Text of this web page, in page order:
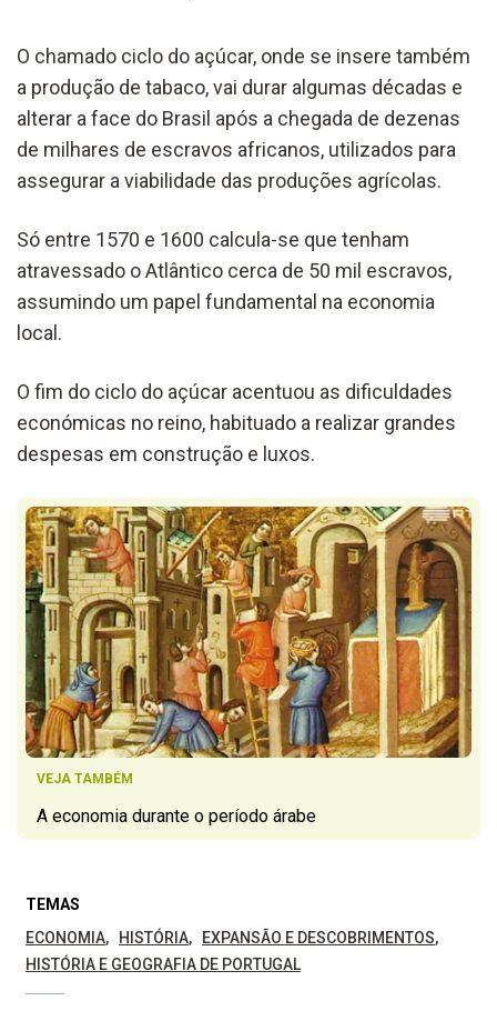
O chamado ciclo do açúcar, onde se insere também
a produção de tabaco, vai durar algumas décadas e
alterar a face do Brasil após a chegada de dezenas
de milhares de escravos africanos, utilizados para
assegurar a viabilidade das produções agrícolas.
Só entre 1570 e 1600 calcula-se que tenham
atravessado o Atlântico cerca de 50 mil escravos,
assumindo um papel fundamental na economia
local.
O fim do ciclo do açúcar acentuou as dificuldades
económicas no reino, habituado a realizar grandes
despesas em construção e luxos.
VEJA TAMBÉM
A economia durante o período árabe
TEMAS
ECONOMIA
HISTÓRIA
EXPANSÃO E DESCOBRIMENTOS
HISTÓRIA E GEOGRAFIA DE PORTUGAL